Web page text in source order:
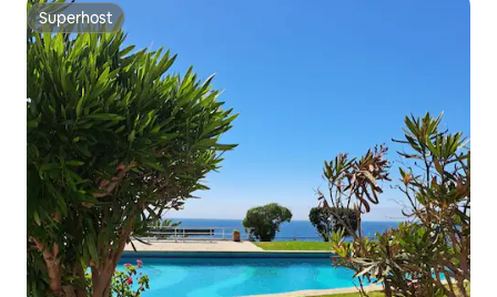
Superhost
Superhost